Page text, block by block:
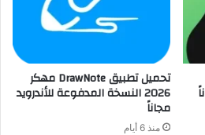
تحميل تطبيق DrawNote مهكر
2026 النسخة المدفوعة للأندرويد
مجاناً
منذ 6 أيام